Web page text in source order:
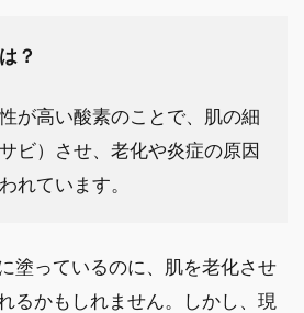
？
が高い酸素のことで、肌の細
ビ）させ、老化や炎症の原因
れています。
塗っているのに、肌を老化させ
るかもしれません。しかし、現